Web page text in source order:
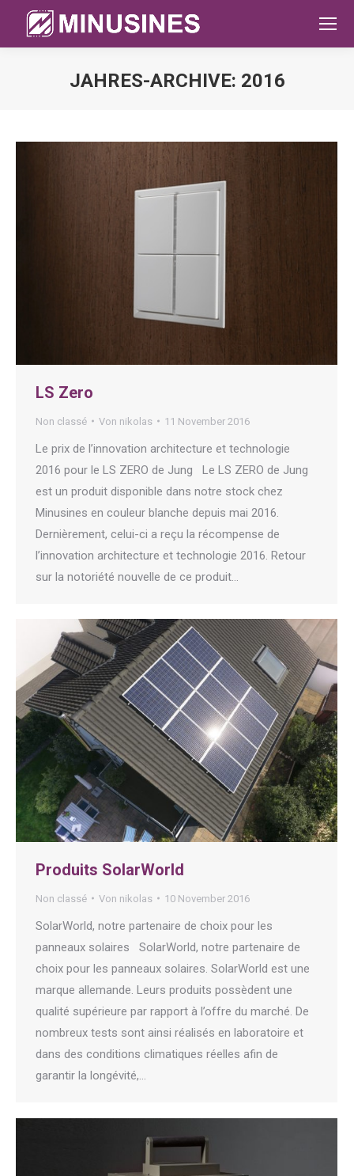
JAHRES-ARCHIVE: 2016
LS Zero
Non classé Von nikolas 11 November 2016
Le prix de l’innovation architecture et technologie
2016 pour le LS ZERO de Jung Le LS ZERO de Jung
est un produit disponible dans notre stock chez
Minusines en couleur blanche depuis mai 2016.
Dernièrement, celui-ci a reçu la récompense de
l’innovation architecture et technologie 2016. Retour
sur la notoriété nouvelle de ce produit…
Produits SolarWorld
Non classé Von nikolas 10 November 2016
SolarWorld, notre partenaire de choix pour les
panneaux solaires SolarWorld, notre partenaire de
choix pour les panneaux solaires. SolarWorld est une
marque allemande. Leurs produits possèdent une
qualité supérieure par rapport à l’offre du marché. De
nombreux tests sont ainsi réalisés en laboratoire et
dans des conditions climatiques réelles afin de
garantir la longévité,…